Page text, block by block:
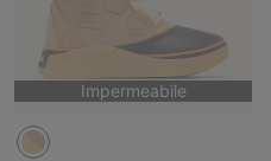
Impermeabile